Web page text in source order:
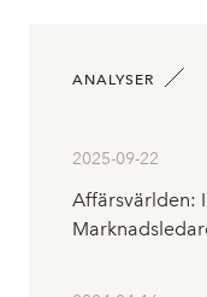
ANALYSER
2025-09-22
Affärsvärlden: